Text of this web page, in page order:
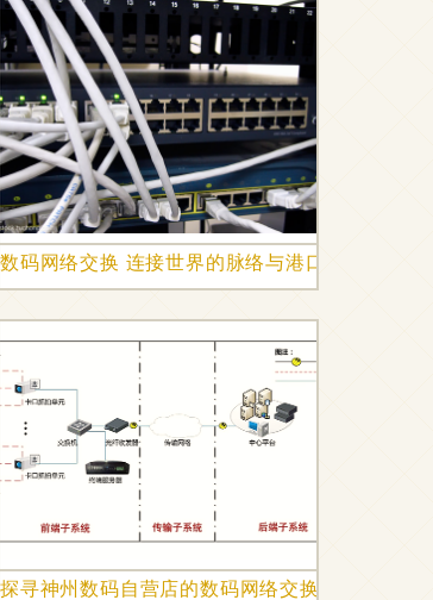
（Powered by Discuz!数码网络交换专享）
数码网络交换 连接世界的脉络与港口
及其在现代数码网络交换中的应用
探寻神州数码自营店的数码网络交换机选购之道